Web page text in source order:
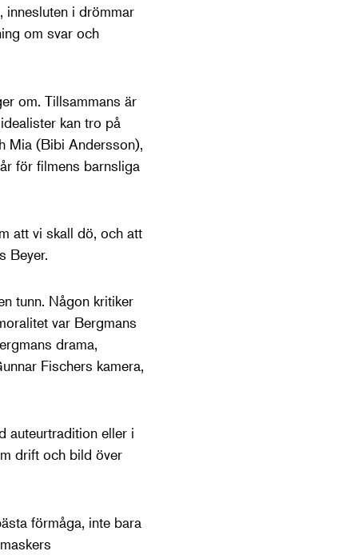
innesluten i drömmar
om svar och
om. Tillsammans är
kan tro på
Mia (Bibi Andersson),
för filmens barnsliga
att vi skall dö, och att
Beyer.
tunn. Någon kritiker
var Bergmans
drama,
Fischers kamera,
auteurtradition eller i
drift och bild över
förmåga, inte bara